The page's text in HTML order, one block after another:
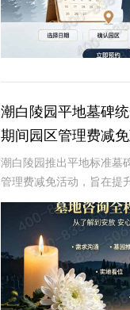
潮白陵园平地墓碑
期间园区管理费减
潮白陵园推出平地标准墓
管理费减免活动，旨在提
轻家属负担☎ 潮白陵园电
潮白陵园作为北京市重要
商，一直致力于为家属提